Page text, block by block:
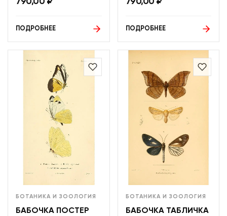
ПОДРОБНЕЕ ПОДРОБНЕЕ
БОТАНИКА И ЗООЛОГИЯ
БАБОЧКА ПОСТЕР
БОТАНИКА И ЗООЛОГИЯ
БАБОЧКА ТАБЛИЧКА